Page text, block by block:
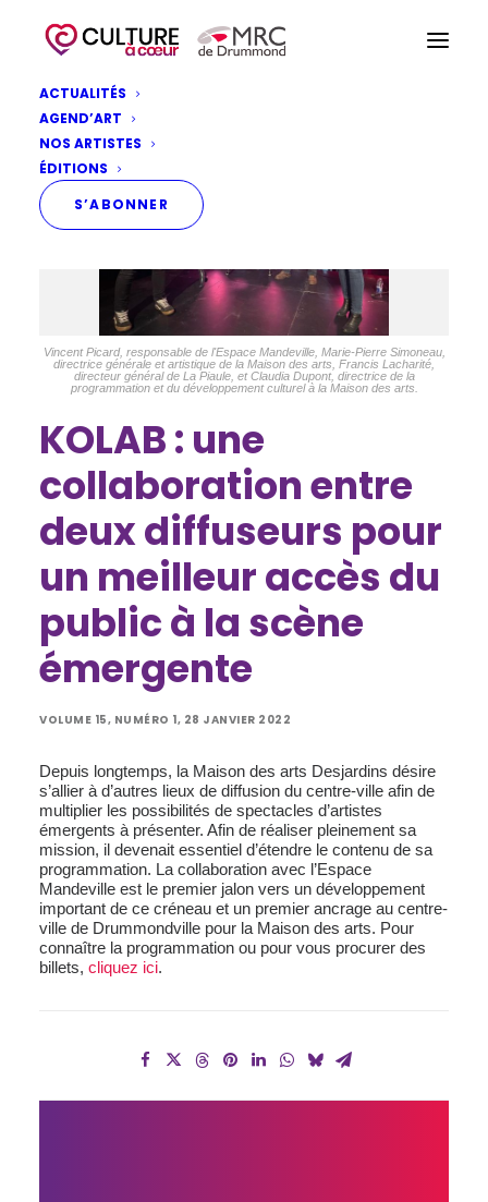
ACTUALITÉS
AGEND’ART
NOS ARTISTES
ÉDITIONS
S’ABONNER
Vincent Picard, responsable de l'Espace Mandeville, Marie-Pierre Simoneau,
directrice générale et artistique de la Maison des arts, Francis Lacharité,
directeur général de La Piaule, et Claudia Dupont, directrice de la
programmation et du développement culturel à la Maison des arts.
KOLAB : une
collaboration entre
deux diffuseurs pour
un meilleur accès du
public à la scène
émergente
VOLUME 15, NUMÉRO 1, 28 JANVIER 2022
Depuis longtemps, la Maison des arts Desjardins désire
s’allier à d’autres lieux de diffusion du centre-ville afin de
multiplier les possibilités de spectacles d’artistes
émergents à présenter. Afin de réaliser pleinement sa
mission, il devenait essentiel d’étendre le contenu de sa
programmation. La collaboration avec l’Espace
Mandeville est le premier jalon vers un développement
important de ce créneau et un premier ancrage au centre-
ville de Drummondville pour la Maison des arts. Pour
connaître la programmation ou pour vous procurer des
billets, cliquez ici.